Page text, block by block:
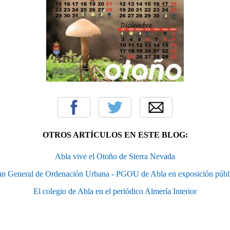
OTROS ARTÍCULOS EN ESTE BLOG:
Abla vive el Otoño de Sierra Nevada
General de Ordenación Urbana - PGOU de Abla en exposición
El colegio de Abla en el periódico Almería Interior